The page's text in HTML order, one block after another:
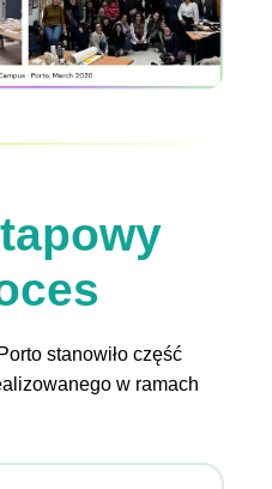
stanowiło część
w ramach